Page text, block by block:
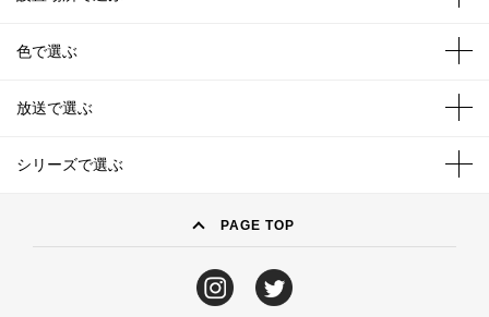
色で選ぶ
放送で選ぶ
シリーズで選ぶ
PAGE TOP